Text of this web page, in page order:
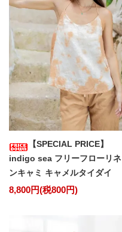
【SPECIAL PRICE】
indigo sea フリーフローリネ
ンキャミ キャメルタイダイ
8,800円(税800円)